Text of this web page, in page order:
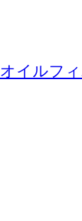
イルフ